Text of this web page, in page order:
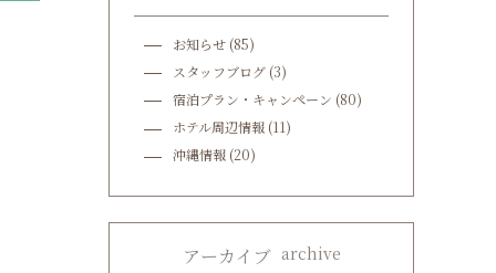
お知らせ (85)
スタッフブログ (3)
宿泊プラン・キャンペーン (80)
ホテル周辺情報 (11)
沖縄情報 (20)
アーカイブ archive